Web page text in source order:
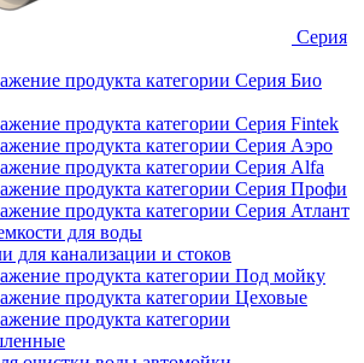
Серия
Серия Био
Серия Fintek
Серия Аэро
Серия Alfa
Серия Профи
Серия Атлант
для воды
для канализации и стоков
Под мойку
Цеховые